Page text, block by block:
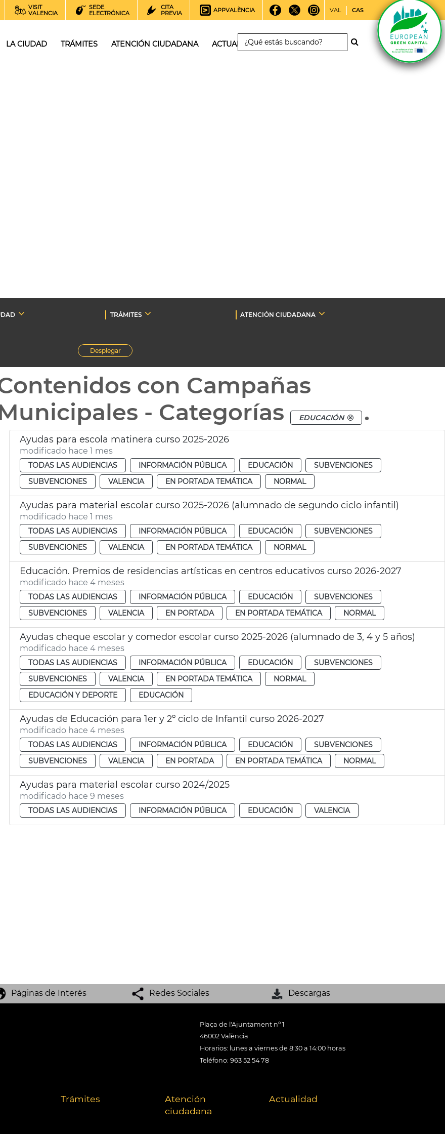
VISIT
VALENCIA
SEDE
ELECTRÓNICA
CITA
PREVIA
APPVALÈNCIA VAL CAS
LA CIUDAD TRÁMITES ATENCIÓN CIUDADANA ACTUALIDAD
TRÁMITES
ATENCIÓN CIUDADANA
Desplegar
con Campañas
- Categorías
EDUCACIÓN .
Ayudas para escola matinera curso 2025-2026
modificado hace 1 mes
TODAS LAS AUDIENCIAS INFORMACIÓN PÚBLICA EDUCACIÓN
SUBVENCIONES
SUBVENCIONES
VALENCIA EN PORTADA TEMÁTICA NORMAL
Ayudas para material escolar curso 2025-2026 (alumnado de segundo ciclo infantil)
modificado hace 1 mes
TODAS LAS AUDIENCIAS INFORMACIÓN PÚBLICA EDUCACIÓN
SUBVENCIONES
SUBVENCIONES
VALENCIA EN PORTADA TEMÁTICA NORMAL
Educación. Premios de residencias artísticas en centros educativos curso 2026-2027
modificado hace 4 meses
TODAS LAS AUDIENCIAS INFORMACIÓN PÚBLICA EDUCACIÓN
SUBVENCIONES
SUBVENCIONES
VALENCIA EN PORTADA EN PORTADA TEMÁTICA NORMAL
Ayudas cheque escolar y comedor escolar curso 2025-2026 (alumnado de 3, 4 y 5 años)
modificado hace 4 meses
TODAS LAS AUDIENCIAS INFORMACIÓN PÚBLICA EDUCACIÓN
SUBVENCIONES
SUBVENCIONES
VALENCIA EN PORTADA TEMÁTICA
NORMAL
EDUCACIÓN Y DEPORTE
EDUCACIÓN
Ayudas de Educación para 1er y 2º ciclo de Infantil curso 2026-2027
modificado hace 4 meses
TODAS LAS AUDIENCIAS INFORMACIÓN PÚBLICA EDUCACIÓN
SUBVENCIONES
SUBVENCIONES
VALENCIA EN PORTADA EN PORTADA TEMÁTICA NORMAL
Ayudas para material escolar curso 2024/2025
modificado hace 9 meses
TODAS LAS AUDIENCIAS INFORMACIÓN PÚBLICA EDUCACIÓN VALENCIA
Páginas de Interés Redes Sociales Descargas
Plaça de l'Ajuntament nº 1
46002 València
Horarios: lunes a viernes de 8:30 a 14:00 horas
Teléfono: 963 52 54 78
Trámites
Atención
ciudadana
Actualidad